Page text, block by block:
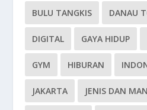
BULU TANGKIS DANAU
DIGITAL GAYA HIDUP
GYM HIBURAN
JAKARTA JENIS DAN